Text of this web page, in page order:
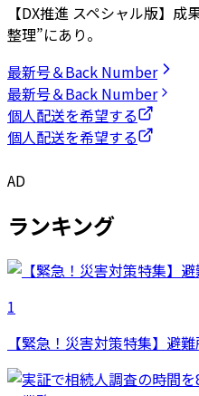
【DX推進 スペシャル版】
整理”にあり。
最新号＆Back Number
最新号＆Back Number
個人配送を希望する
個人配送を希望する
AD
ランキング
1
【緊急！災害対策特集】避